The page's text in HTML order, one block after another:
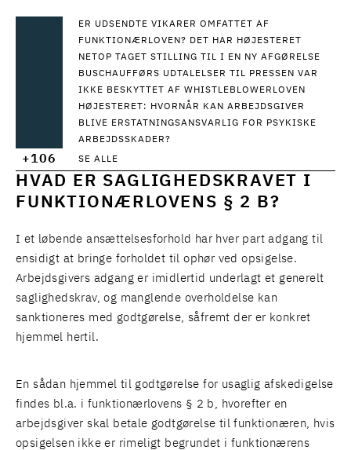
ER UDSENDTE VIKARER OMFATTET AF
FUNKTIONÆRLOVEN? DET HAR HØJESTERET
NETOP TAGET STILLING TIL I EN NY AFGØRELSE
BUSCHAUFFØRS UDTALELSER TIL PRESSEN VAR
IKKE BESKYTTET AF WHISTLEBLOWERLOVEN
HØJESTERET: HVORNÅR KAN ARBEJDSGIVER
BLIVE ERSTATNINGSANSVARLIG FOR PSYKISKE
ARBEJDSSKADER?
+106 SE ALLE
HVAD ER SAGLIGHEDSKRAVET I
FUNKTIONÆRLOVENS § 2 B?
I et løbende ansættelsesforhold har hver part adgang til
ensidigt at bringe forholdet til ophør ved opsigelse.
Arbejdsgivers adgang er imidlertid underlagt et generelt
saglighedskrav, og manglende overholdelse kan
sanktioneres med godtgørelse, såfremt der er konkret
hjemmel hertil.
En sådan hjemmel til godtgørelse for usaglig afskedigelse
findes bl.a. i funktionærlovens § 2 b, hvorefter en
arbejdsgiver skal betale godtgørelse til funktionæren, hvis
opsigelsen ikke er rimeligt begrundet i funktionærens